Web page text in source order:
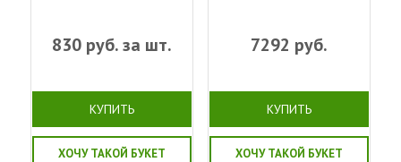
830 руб. за шт.
КУПИТЬ
ХОЧУ ТАКОЙ БУКЕТ
7292 руб.
КУПИТЬ
ХОЧУ ТАКОЙ БУКЕТ